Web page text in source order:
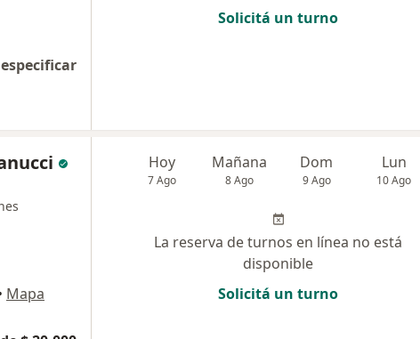
Solicitá un turno
Mapa
Hoy
7 Ago
Mañana
8 Ago
Dom
9 Ago
Lun
10 Ago
La reserva de turnos en línea no está
disponible
Solicitá un turno